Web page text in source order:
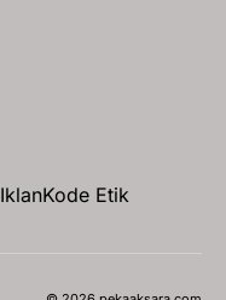
IklanKode Etik